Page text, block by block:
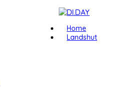
Home
Landshut